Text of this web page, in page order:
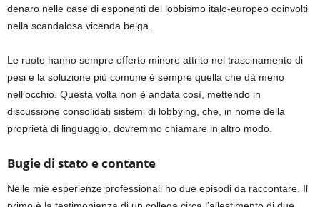
denaro nelle case di esponenti del lobbismo italo-europeo coinvolti
nella scandalosa vicenda belga.
Le ruote hanno sempre offerto minore attrito nel trascinamento di
pesi e la soluzione più comune è sempre quella che dà meno
nell’occhio. Questa volta non è andata così, mettendo in
discussione consolidati sistemi di lobbying, che, in nome della
proprietà di linguaggio, dovremmo chiamare in altro modo.
Bugie di stato e contante
Nelle mie esperienze professionali ho due episodi da raccontare. Il